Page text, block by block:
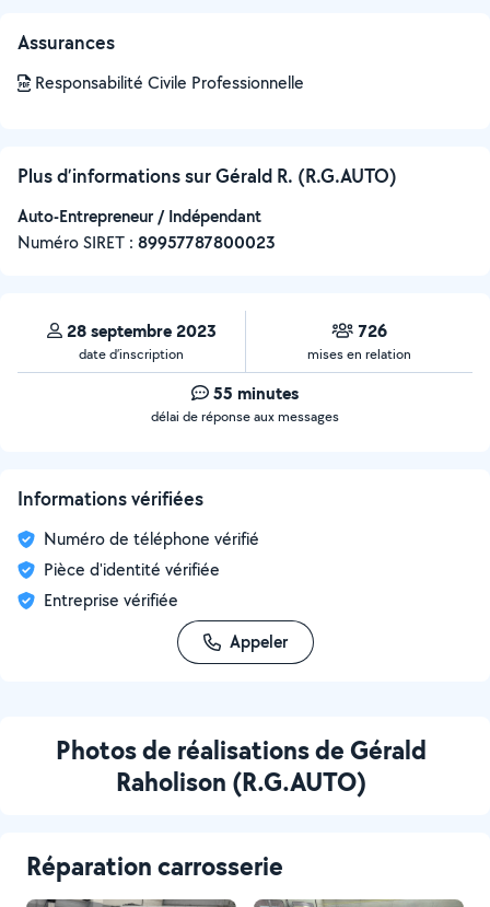
Assurances
Responsabilité Civile Professionnelle
Plus d’informations sur Gérald R. (R.G.AUTO)
Auto-Entrepreneur / Indépendant
Numéro SIRET : ‍89957787800023
28 septembre 2023
date d’inscription
726
mises en relation
55 minutes
délai de réponse aux messages
Informations vérifiées
Numéro de téléphone vérifié
Pièce d'identité vérifiée
Entreprise vérifiée
Appeler
Photos de réalisations de Gérald
Raholison (R.G.AUTO)
Réparation carrosserie